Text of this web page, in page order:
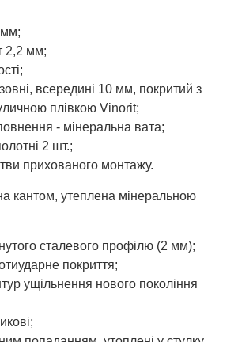
2,2 мм;
всередині 10 мм, покритий з
плівкою Vinorit;
- мінеральна вата;
2 шт.;
прихованого монтажу.
кантом, утеплена мінеральною
сталевого профілю (2 мм);
покриття;
ущільнення нового покоління